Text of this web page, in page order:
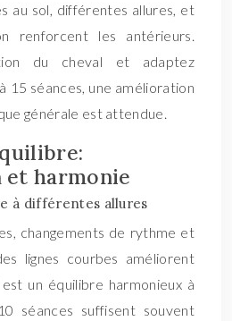
au sol, différentes allures, et
renforcent les antérieurs.
du cheval et adaptez
15 séances, une amélioration
générale est attendue.
harmonie
à différentes allures
changements de rythme et
lignes courbes améliorent
est un équilibre harmonieux à
séances suffisent souvent